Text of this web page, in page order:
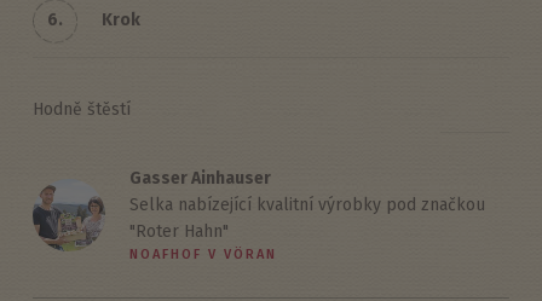
6. Krok
Hodně štěstí
Gasser Ainhauser
Selka nabízející kvalitní výrobky pod značkou
"Roter Hahn"
NOAFHOF V VÖRAN